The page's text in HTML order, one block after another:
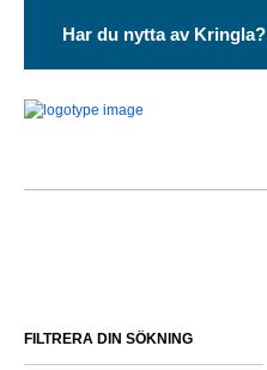
Har du nytta av Kringla?
FILTRERA DIN SÖKNING